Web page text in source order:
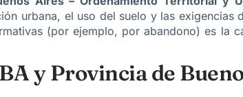
urbana, el uso del suelo y las exigencias
(por ejemplo, por abandono) es la
y Provincia de